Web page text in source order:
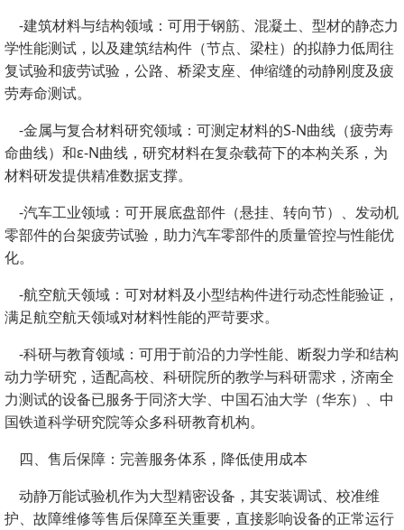
-建筑材料与结构领域：可用于钢筋、混凝土、型材的静态力
学性能测试，以及建筑结构件（节点、梁柱）的拟静力低周往
复试验和疲劳试验，公路、桥梁支座、伸缩缝的动静刚度及疲
劳寿命测试。
-金属与复合材料研究领域：可测定材料的S-N曲线（疲劳寿
命曲线）和ε-N曲线，研究材料在复杂载荷下的本构关系，为
材料研发提供精准数据支撑。
-汽车工业领域：可开展底盘部件（悬挂、转向节）、发动机
零部件的台架疲劳试验，助力汽车零部件的质量管控与性能优
化。
-航空航天领域：可对材料及小型结构件进行动态性能验证，
满足航空航天领域对材料性能的严苛要求。
-科研与教育领域：可用于前沿的力学性能、断裂力学和结构
动力学研究，适配高校、科研院所的教学与科研需求，济南全
力测试的设备已服务于同济大学、中国石油大学（华东）、中
国铁道科学研究院等众多科研教育机构。
四、售后保障：完善服务体系，降低使用成本
动静万能试验机作为大型精密设备，其安装调试、校准维
护、故障维修等售后保障至关重要，直接影响设备的正常运行